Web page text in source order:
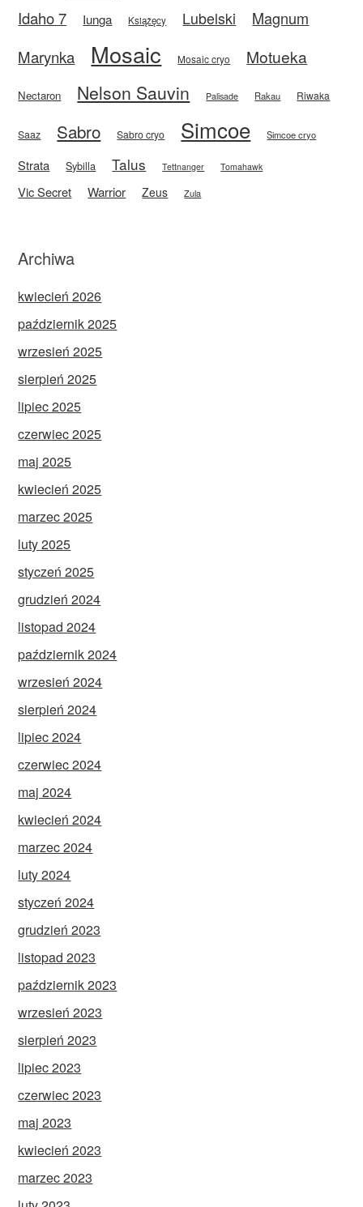
Idaho 7 Iunga Książęcy Lubelski
Magnum
Marynka
Mosaic Mosaic cryo Motueka
Nectaron Nelson Sauvin Palisade Rakau Riwaka
Saaz Sabro Sabro cryo Simcoe Simcoe cryo
Strata Sybilla Talus Tettnanger Tomahawk
Vic Secret Warrior Zeus Zula
Archiwa
kwiecień 2026
październik 2025
wrzesień 2025
sierpień 2025
lipiec 2025
czerwiec 2025
maj 2025
kwiecień 2025
marzec 2025
luty 2025
styczeń 2025
grudzień 2024
listopad 2024
październik 2024
wrzesień 2024
sierpień 2024
lipiec 2024
czerwiec 2024
maj 2024
kwiecień 2024
marzec 2024
luty 2024
styczeń 2024
grudzień 2023
listopad 2023
październik 2023
wrzesień 2023
sierpień 2023
lipiec 2023
czerwiec 2023
maj 2023
kwiecień 2023
marzec 2023